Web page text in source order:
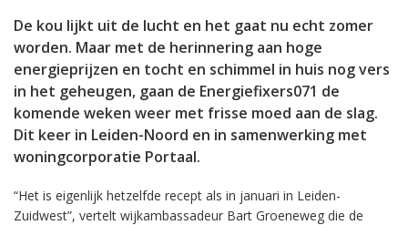
De kou lijkt uit de lucht en het gaat nu echt zomer
worden. Maar met de herinnering aan hoge
energieprijzen en tocht en schimmel in huis nog vers
in het geheugen, gaan de Energiefixers071 de
komende weken weer met frisse moed aan de slag.
Dit keer in Leiden-Noord en in samenwerking met
woningcorporatie Portaal.
“Het is eigenlijk hetzelfde recept als in januari in Leiden-
Zuidwest”, vertelt wijkambassadeur Bart Groeneweg die de